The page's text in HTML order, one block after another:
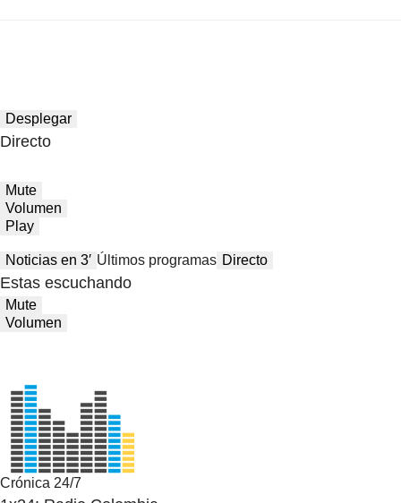
Desplegar
Directo
Mute
Volumen
Play
Noticias en 3′ Últimos programas Directo
Estas escuchando
Mute
Volumen
Crónica 24/7